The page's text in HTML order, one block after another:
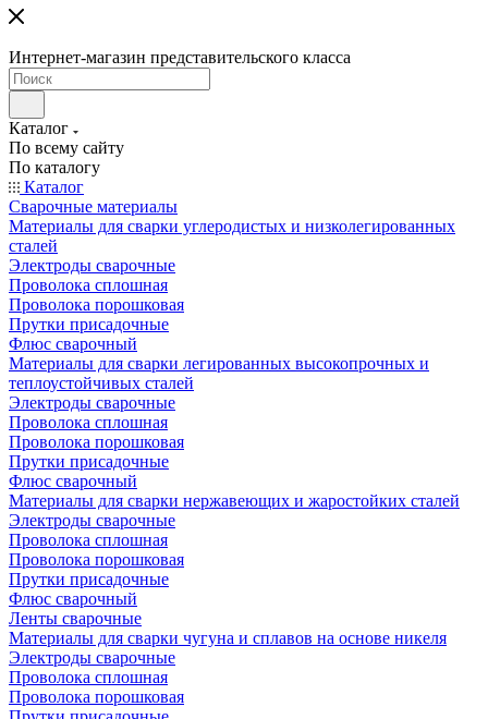
Интернет-магазин представительского класса
Каталог
По всему сайту
По каталогу
Каталог
Сварочные материалы
Материалы для сварки углеродистых и низколегированных
сталей
Электроды сварочные
Проволока сплошная
Проволока порошковая
Прутки присадочные
Флюс сварочный
Материалы для сварки легированных высокопрочных и
теплоустойчивых сталей
Электроды сварочные
Проволока сплошная
Проволока порошковая
Прутки присадочные
Флюс сварочный
Материалы для сварки нержавеющих и жаростойких сталей
Электроды сварочные
Проволока сплошная
Проволока порошковая
Прутки присадочные
Флюс сварочный
Ленты сварочные
Материалы для сварки чугуна и сплавов на основе никеля
Электроды сварочные
Проволока сплошная
Проволока порошковая